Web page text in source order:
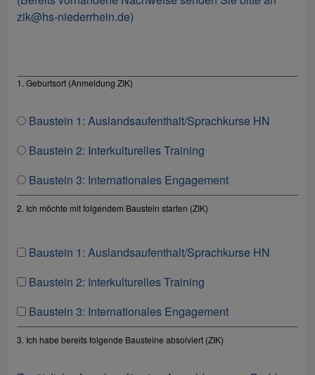
zik@hs-niederrhein.de)
1. Geburtsort (Anmeldung ZIK)
2. Ich möchte mit folgendem Baustein starten (ZIK)
Baustein 1: Auslandsaufenthalt/Sprachkurse HN
Baustein 2: Interkulturelles Training
Baustein 3: Internationales Engagement
3. Ich habe bereits folgende Bausteine absolviert (ZIK)
Baustein 1: Auslandsaufenthalt/Sprachkurse HN
Baustein 2: Interkulturelles Training
Baustein 3: Internationales Engagement